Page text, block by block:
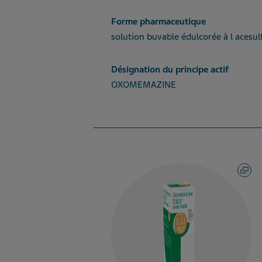
Forme pharmaceutique
solution buvable édulcorée à l
Désignation du principe actif
OXOMEMAZINE